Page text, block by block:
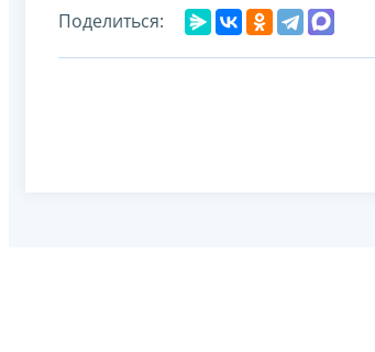
Поделиться: